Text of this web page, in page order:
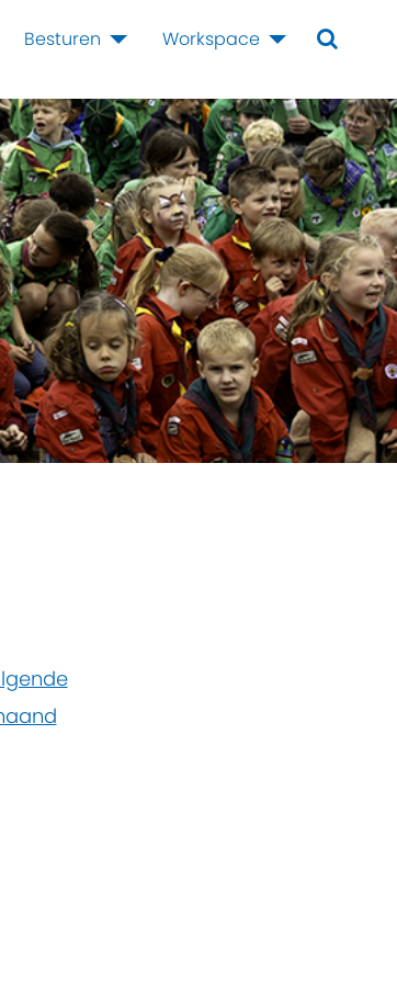
Besturen Workspace